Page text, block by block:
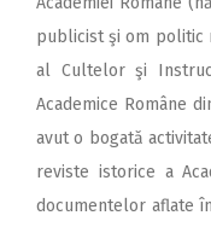
publicist şi om politic
al Cultelor şi
Academice Române
avut o bogată
reviste istorice a
documentelor aflate